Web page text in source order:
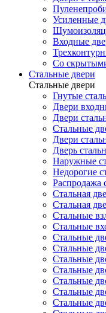
Усиленные
Входные
Со
Стальные двери
Стальные двери
Гнутые
Двери
Двери
Стальные
Двери
Дверь
Наружные
Недорогие
Распродажа
Стальная
Стальная
Стальные
Стальные
Стальные
Стальные
Стальные
Стальные
Стальные
Стальные
Стальные